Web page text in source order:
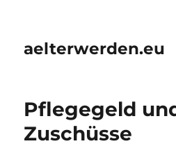
aelterwerden.eu
Pflegegeld
Zuschüsse